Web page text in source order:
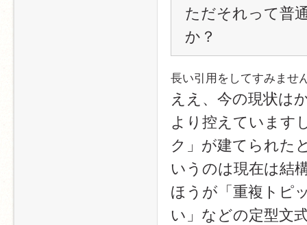
ただそれって普
か？
長い引用をしてすみませ
ええ、今の現状は
より控えています
ク」が建てられた
いうのは現在は結
ほうが「重複トピ
い」などの定型文